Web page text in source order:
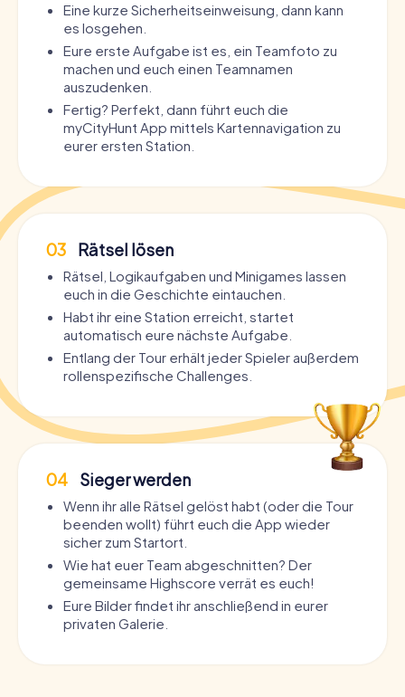
Eine kurze Sicherheitseinweisung, dann kann
es losgehen.
Eure erste Aufgabe ist es, ein Teamfoto zu
machen und euch einen Teamnamen
auszudenken.
Fertig? Perfekt, dann führt euch die
myCityHunt App mittels Kartennavigation zu
eurer ersten Station.
03 Rätsel lösen
Rätsel, Logikaufgaben und Minigames lassen
euch in die Geschichte eintauchen.
Habt ihr eine Station erreicht, startet
automatisch eure nächste Aufgabe.
Entlang der Tour erhält jeder Spieler außerdem
rollenspezifische Challenges.
04 Sieger werden
Wenn ihr alle Rätsel gelöst habt (oder die Tour
beenden wollt) führt euch die App wieder
sicher zum Startort.
Wie hat euer Team abgeschnitten? Der
gemeinsame Highscore verrät es euch!
Eure Bilder findet ihr anschließend in eurer
privaten Galerie.